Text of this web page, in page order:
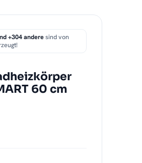
+304 anderesind von
60 cm